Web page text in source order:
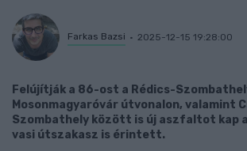
Farkas Bazsi 2025-12-15 19:28:00
Felújítják a 86-ost a Rédics-
Mosonmagyaróvár útvonalon, valamint
Szombathely között is új aszfaltot kap
vasi útszakasz is érintett.